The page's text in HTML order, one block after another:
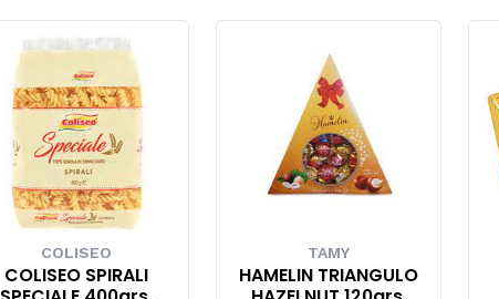
COLISEO
COLISEO SPIRALI
TAMY
HAMELIN TRIANGULO